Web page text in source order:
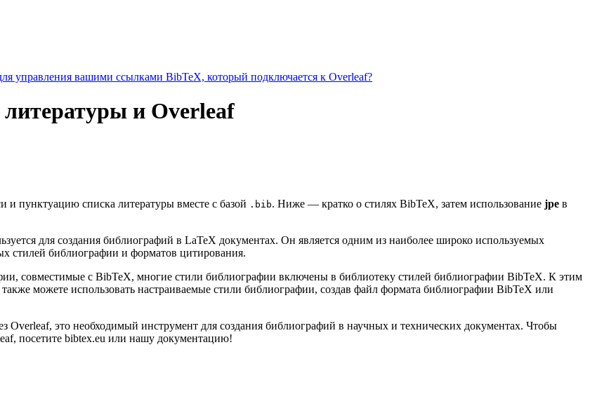
управления вашими ссылками BibTeX, который подключается к Overleaf?
и Overleaf
и пунктуацию списка литературы вместе с базой .bib. Ниже — кратко о стилях BibTeX, затем использование jpe в
для создания библиографий в LaTeX документах. Он является одним из наиболее широко используемых
стилей библиографии и форматов цитирования.
совместимые с BibTeX, многие стили библиографии включены в библиотеку стилей библиографии BibTeX. К этим
можете использовать настраиваемые стили библиографии, создав файл формата библиографии BibTeX или
Overleaf, это необходимый инструмент для создания библиографий в научных и технических документах. Чтобы
посетите bibtex.eu или нашу документацию!